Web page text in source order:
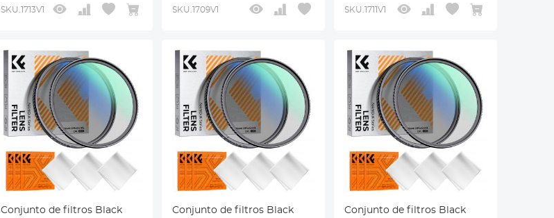
multicamada para lente de
SKU.1713V1
multicamada para lente de
SKU.1709V1
multicamada para lente de
SKU.1711V1
Conjunto de filtros Black
Conjunto de filtros Black
Conjunto de filtros Black